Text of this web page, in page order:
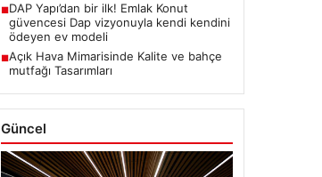
■DAP Yapı’dan bir ilk! Emlak Konut
güvencesi Dap vizyonuyla kendi kendini
ödeyen ev modeli
■Açık Hava Mimarisinde Kalite ve bahçe
mutfağı Tasarımları
Güncel